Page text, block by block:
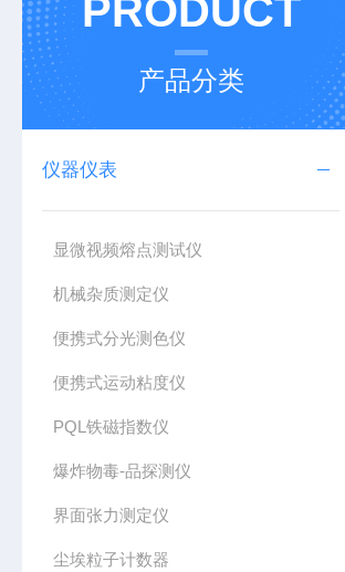
PRODUCT
产品分类
仪器仪表
显微视频熔点测试仪
机械杂质测定仪
便携式分光测色仪
便携式运动粘度仪
PQL铁磁指数仪
爆炸物毒-品探测仪
界面张力测定仪
尘埃粒子计数器